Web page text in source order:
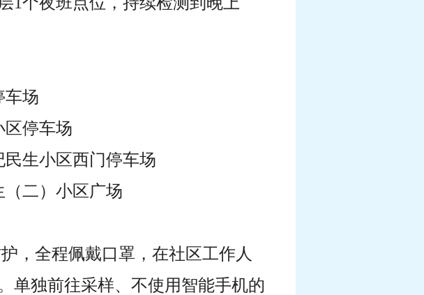
车场
区停车场
生小区西门停车场
二）小区广场
，全程佩戴口罩，在社区工作人
单独前往采样、不使用智能手机的